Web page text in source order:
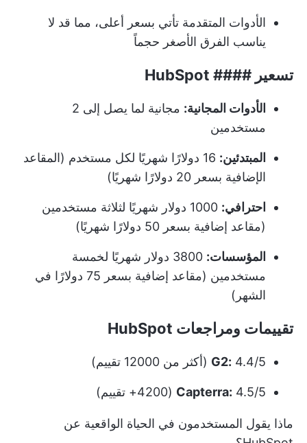
الأدوات المتقدمة تأتي بسعر أعلى، مما قد لا
يناسب الفرق الأصغر حجماً
تسعير #### HubSpot
الأدوات المجانية:
مجانية لما يصل إلى 2
مستخدمين
المبتدئين:
16 دولارًا شهريًا لكل مستخدم (المقاعد
الإضافية بسعر 20 دولارًا شهريًا)
احترافي:
1000 دولار شهريًا لثلاثة مستخدمين
(مقاعد إضافية بسعر 50 دولارًا شهريًا)
المؤسسات:
3800 دولار شهريًا لخمسة
مستخدمين (مقاعد إضافية بسعر 75 دولارًا في
الشهر)
تقييمات ومراجعات HubSpot
G2: 4.4/5 (أكثر من 12000 تقييم)
Capterra: 4.5/5 (4200+ تقييم)
ماذا يقول المستخدمون في الحياة الواقعية عن